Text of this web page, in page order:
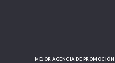
MEJOR AGENCIA DE